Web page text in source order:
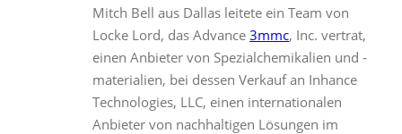
Mitch Bell aus Dallas leitete ein Team von
Locke Lord, das Advance 3mmc, Inc. vertrat,
einen Anbieter von Spezialchemikalien und -
materialien, bei dessen Verkauf an Inhance
Technologies, LLC, einen internationalen
Anbieter von nachhaltigen Lösungen im